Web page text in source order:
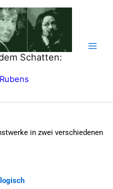
Schatten:
in zwei verschiedenen